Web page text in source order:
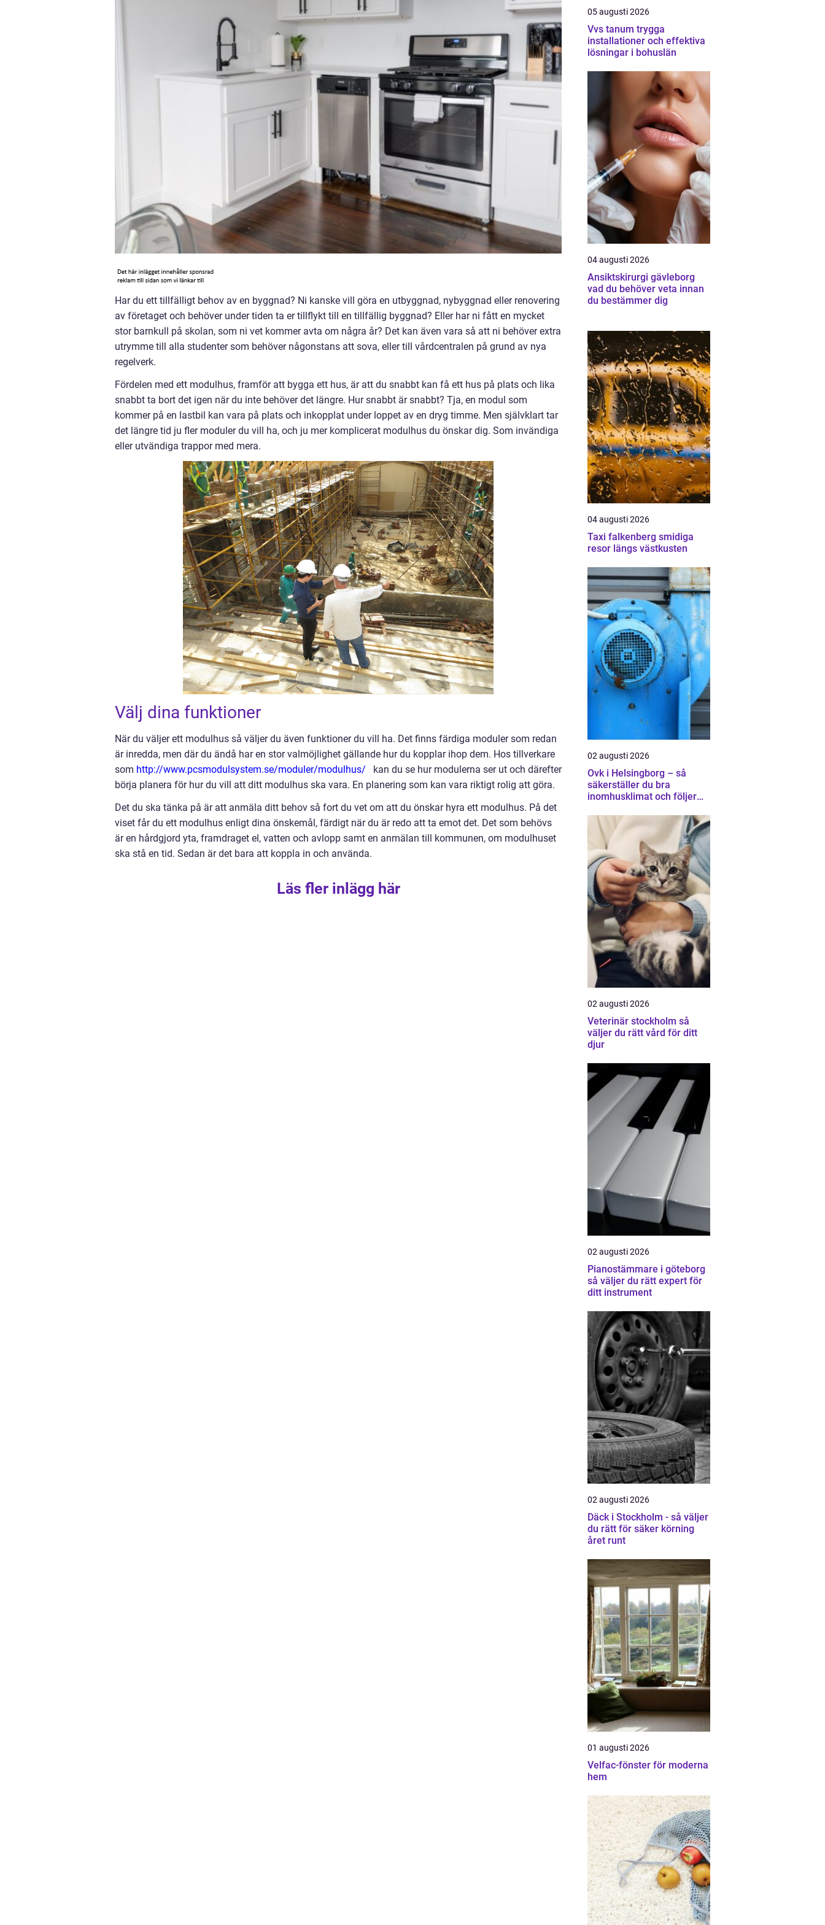
Har du ett tillfälligt behov av en byggnad? Ni kanske vill göra en utbyggnad, nybyggnad eller renovering
av företaget och behöver under tiden ta er tillflykt till en tillfällig byggnad? Eller har ni fått en mycket
stor barnkull på skolan, som ni vet kommer avta om några år? Det kan även vara så att ni behöver extra
utrymme till alla studenter som behöver någonstans att sova, eller till vårdcentralen på grund av nya
regelverk.
Fördelen med ett modulhus, framför att bygga ett hus, är att du snabbt kan få ett hus på plats och lika
snabbt ta bort det igen när du inte behöver det längre. Hur snabbt är snabbt? Tja, en modul som
kommer på en lastbil kan vara på plats och inkopplat under loppet av en dryg timme. Men självklart tar
det längre tid ju fler moduler du vill ha, och ju mer komplicerat modulhus du önskar dig. Som invändiga
eller utvändiga trappor med mera.
Välj dina funktioner
När du väljer ett modulhus så väljer du även funktioner du vill ha. Det finns färdiga moduler som redan
är inredda, men där du ändå har en stor valmöjlighet gällande hur du kopplar ihop dem. Hos tillverkare
som http://www.pcsmodulsystem.se/moduler/modulhus/ kan du se hur modulerna ser ut och därefter
börja planera för hur du vill att ditt modulhus ska vara. En planering som kan vara riktigt rolig att göra.
Det du ska tänka på är att anmäla ditt behov så fort du vet om att du önskar hyra ett modulhus. På det
viset får du ett modulhus enligt dina önskemål, färdigt när du är redo att ta emot det. Det som behövs
är en hårdgjord yta, framdraget el, vatten och avlopp samt en anmälan till kommunen, om modulhuset
ska stå en tid. Sedan är det bara att koppla in och använda.
Läs fler inlägg här
05 augusti 2026
Vvs tanum trygga
installationer och effektiva
lösningar i bohuslän
04 augusti 2026
Ansiktskirurgi gävleborg
vad du behöver veta innan
du bestämmer dig
04 augusti 2026
Taxi falkenberg smidiga
resor längs västkusten
02 augusti 2026
Ovk i Helsingborg – så
säkerställer du bra
inomhusklimat och följer
02 augusti 2026
Veterinär stockholm så
väljer du rätt vård för ditt
djur
02 augusti 2026
Pianostämmare i göteborg
så väljer du rätt expert för
ditt instrument
02 augusti 2026
Däck i Stockholm - så väljer
du rätt för säker körning
året runt
01 augusti 2026
Velfac-fönster för moderna
hem